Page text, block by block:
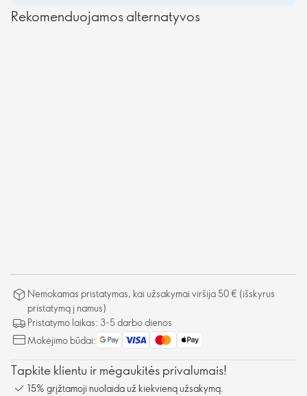
Rekomenduojamos alternatyvos
Nemokamas pristatymas, kai užsakymai viršija 50 € (išskyrus
pristatymą į namus)
Pristatymo laikas: 3-5 darbo dienos
Mokėjimo būdai:
Tapkite klientu ir mėgaukitės privalumais!
15% grįžtamoji nuolaida už kiekvieną užsakymą.